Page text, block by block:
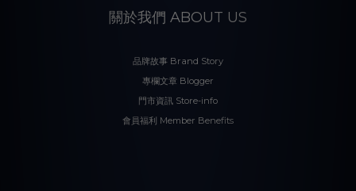
關於我們 ABOUT US
品牌故事 Brand Story
專欄文章 Blogger
門市資訊 Store-info
會員福利 Member Benefits